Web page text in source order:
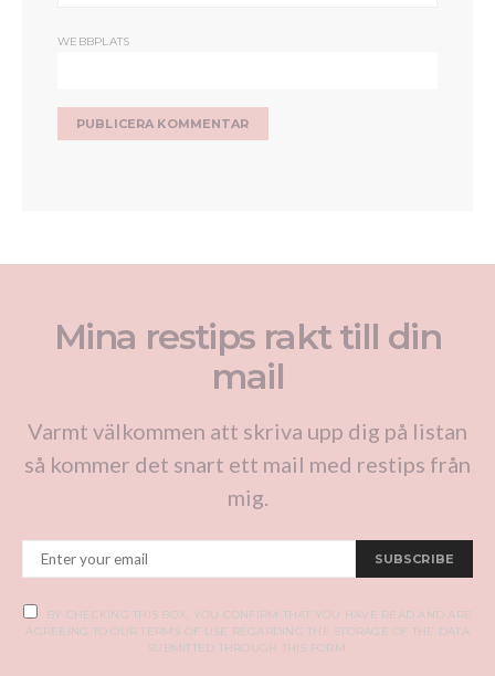
WEBBPLATS
Mina restips rakt till din
mail
Varmt välkommen att skriva upp dig på listan
så kommer det snart ett mail med restips från
mig.
SUBSCRIBE
BY CHECKING THIS BOX, YOU CONFIRM THAT YOU HAVE READ AND ARE
AGREEING TO OUR TERMS OF USE REGARDING THE STORAGE OF THE DATA
SUBMITTED THROUGH THIS FORM.